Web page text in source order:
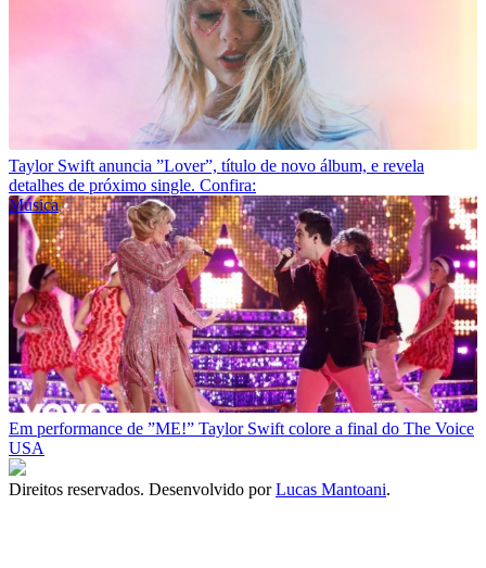
Taylor Swift anuncia ”Lover”, título de novo álbum, e revela
detalhes de próximo single. Confira:
Música
Em performance de ”ME!” Taylor Swift colore a final do The Voice
USA
Direitos reservados. Desenvolvido porLucas Mantoani.